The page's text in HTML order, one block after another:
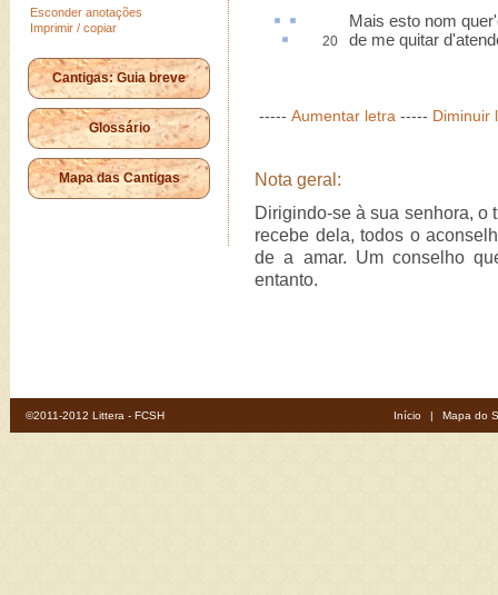
Esconder anotações
Imprimir / copiar
Cantigas: Guia breve
Glossário
Mapa das Cantigas
Mais esto nom
20 de me quitar d'
----- Aumentar letra ----- Diminuir
Nota geral:
Dirigindo-se à sua senhora, o
recebe dela, todos o
de a amar. Um conselho
entanto.
©2011-2012 Littera - FCSH Início | Mapa do